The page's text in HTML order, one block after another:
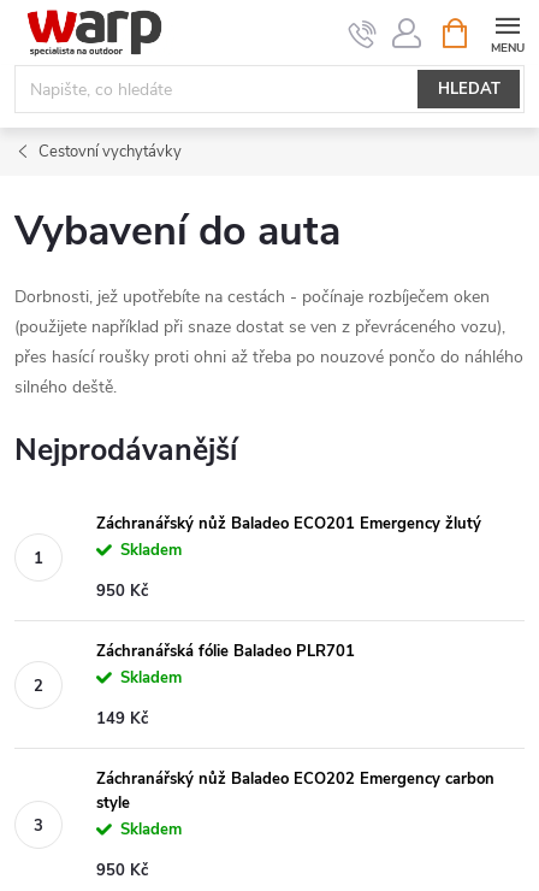
Přejít
obsah
HLEDAT
NÁKUPNÍ
KOŠÍK
Cestovní vychytávky
Vybavení do auta
Dorbnosti, jež upotřebíte na cestách - počínaje rozbíječem oken
(použijete například při snaze dostat se ven z převráceného vozu),
přes hasící roušky proti ohni až třeba po nouzové pončo do náhlého
silného deště.
Nejprodávanější
Záchranářský nůž Baladeo ECO201 Emergency žlutý
Skladem
950 Kč
Záchranářská fólie Baladeo PLR701
Skladem
149 Kč
Záchranářský nůž Baladeo ECO202 Emergency carbon
style
Skladem
950 Kč